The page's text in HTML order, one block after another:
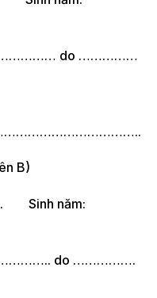
………………… do ……………
B)
năm:
do …………….